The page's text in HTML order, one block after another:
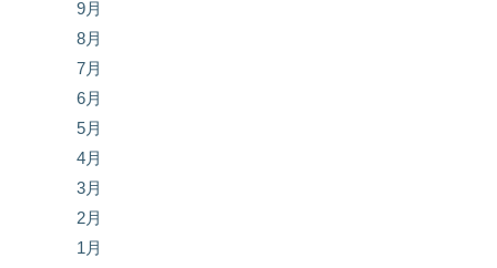
9月
8月
7月
6月
5月
4月
3月
2月
1月